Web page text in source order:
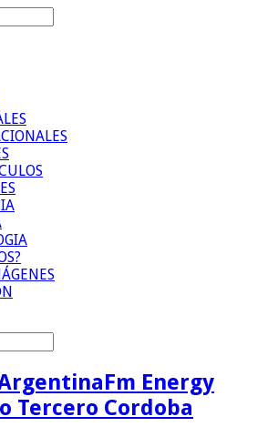
Fm Energy
Tercero Cordoba